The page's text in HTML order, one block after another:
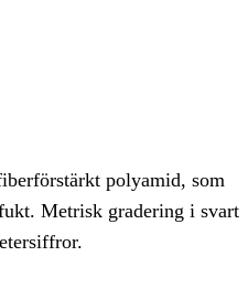
polyamid, som
Metrisk gradering i svart